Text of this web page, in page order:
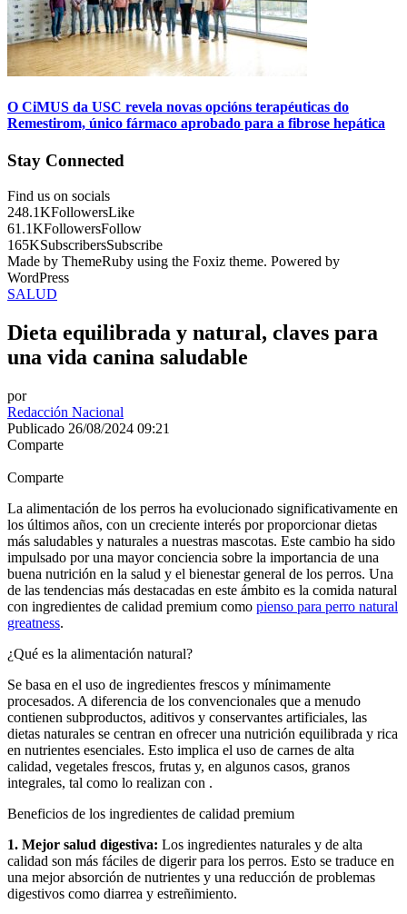
O CiMUS da USC revela novas opcións terapéuticas do
Remestirom, único fármaco aprobado para a fibrose hepática
Stay Connected
Find us on socials
248.1KFollowersLike
61.1KFollowersFollow
165KSubscribersSubscribe
Made by ThemeRuby using the Foxiz theme. Powered by
WordPress
SALUD
Dieta equilibrada y natural, claves para
una vida canina saludable
por
Redacción Nacional
Publicado 26/08/2024 09:21
Comparte
Comparte
La alimentación de los perros ha evolucionado significativamente en
los últimos años, con un creciente interés por proporcionar dietas
más saludables y naturales a nuestras mascotas. Este cambio ha sido
impulsado por una mayor conciencia sobre la importancia de una
buena nutrición en la salud y el bienestar general de los perros. Una
de las tendencias más destacadas en este ámbito es la comida natural
con ingredientes de calidad premium como pienso para perro natural
greatness.
¿Qué es la alimentación natural?
Se basa en el uso de ingredientes frescos y mínimamente
procesados. A diferencia de los convencionales que a menudo
contienen subproductos, aditivos y conservantes artificiales, las
dietas naturales se centran en ofrecer una nutrición equilibrada y rica
en nutrientes esenciales. Esto implica el uso de carnes de alta
calidad, vegetales frescos, frutas y, en algunos casos, granos
integrales, tal como lo realizan con .
Beneficios de los ingredientes de calidad premium
1. Mejor salud digestiva: Los ingredientes naturales y de alta
calidad son más fáciles de digerir para los perros. Esto se traduce en
una mejor absorción de nutrientes y una reducción de problemas
digestivos como diarrea y estreñimiento.